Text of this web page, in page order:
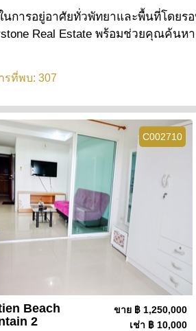
การอยู่อาศัยทั่วพัทยาและพื้นที่โดย
Real Estate พร้อมช่วยคุณค้
รที่พบ: 307
C002710
Beach
2
ขาย฿ 1,250,000
เช่า ฿ 10,000